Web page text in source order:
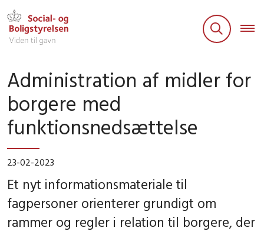
Administration af midler for
borgere med
funktionsnedsættelse
23-02-2023
Et nyt informationsmateriale til
fagpersoner orienterer grundigt om
rammer og regler i relation til borgere, der